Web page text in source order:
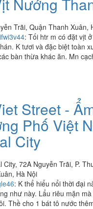
Trãi, Quận Thanh Xuân,
: Tối htr m có đặt vịt
K tươi và đặc biệt toàn
bàn thừa khác ăn. Mn
Street -
Phố Việt
City
City, 72A Nguyễn Trãi, P.
Hà Nội
: K thể hiểu nổi thời đại
như này. Lẩu riêu mặn
Thề cho 1 bát tô nước